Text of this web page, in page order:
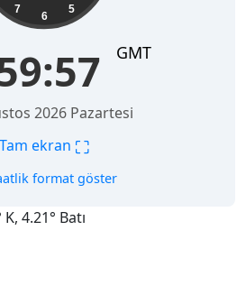
5
6
7
GMT
2026 Pazartesi
Tam ekran ⛶
format göster
K, 4.21° Batı